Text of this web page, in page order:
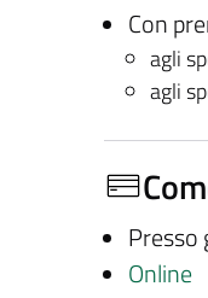
Con
agli
agli
Presso
Online